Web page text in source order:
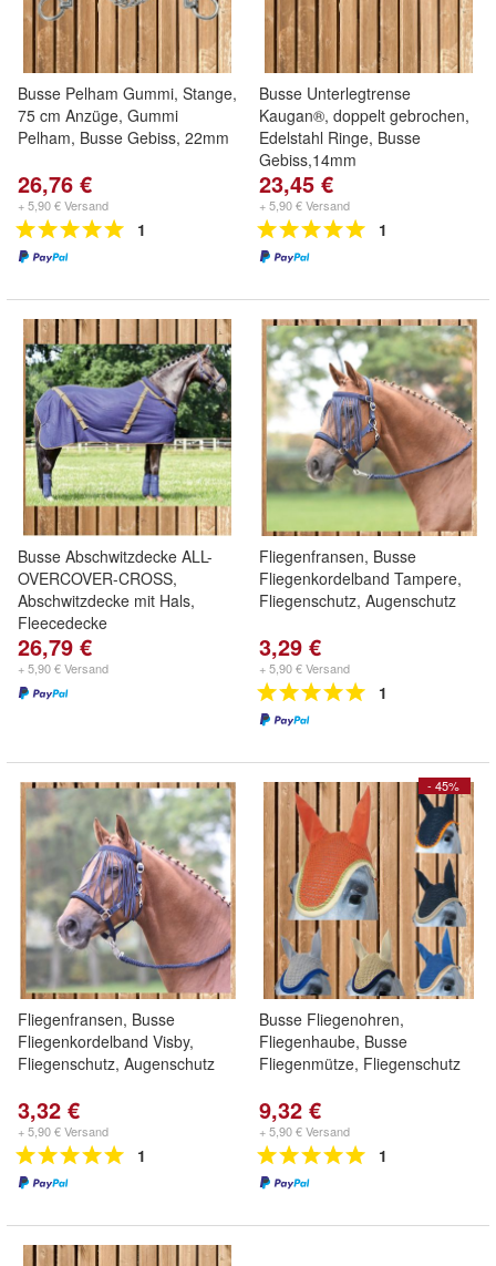
Busse Pelham Gummi, Stange,
75 cm Anzüge, Gummi
Pelham, Busse Gebiss, 22mm
26,76 €
+ 5,90 € Versand
1
Busse Unterlegtrense
Kaugan®, doppelt gebrochen,
Edelstahl Ringe, Busse
Gebiss,14mm
23,45 €
+ 5,90 € Versand
1
Busse Abschwitzdecke ALL-
OVERCOVER-CROSS,
Abschwitzdecke mit Hals,
Fleecedecke
26,79 €
+ 5,90 € Versand
Fliegenfransen, Busse
Fliegenkordelband Tampere,
Fliegenschutz, Augenschutz
3,29 €
+ 5,90 € Versand
1
Fliegenfransen, Busse
Fliegenkordelband Visby,
Fliegenschutz, Augenschutz
3,32 €
+ 5,90 € Versand
1
- 45%
Busse Fliegenohren,
Fliegenhaube, Busse
Fliegenmütze, Fliegenschutz
9,32 €
+ 5,90 € Versand
1